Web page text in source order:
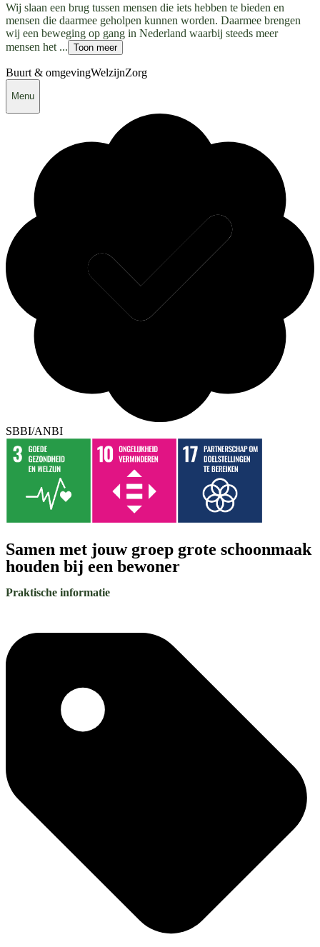
Wij slaan een brug tussen mensen die iets hebben te bieden en
mensen die daarmee geholpen kunnen worden. Daarmee brengen
wij een beweging op gang in Nederland waarbij steeds meer
mensen het ... Toon meer
Buurt & omgevingWelzijnZorg
Menu
SBBI/ANBI
Samen met jouw groep grote schoonmaak
houden bij een bewoner
Praktische informatie